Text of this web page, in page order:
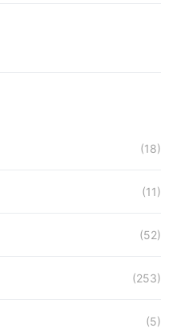
(18)
(11)
(52)
(253)
(5)